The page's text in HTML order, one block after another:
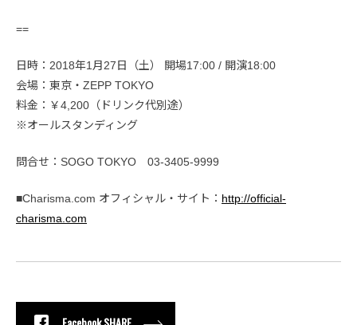
==
日時：2018年1月27日（土） 開場17:00 / 開演18:00
会場：東京・ZEPP TOKYO
料金：￥4,200（ドリンク代別途）
※オールスタンディング
問合せ：SOGO TOKYO 03-3405-9999
■Charisma.com オフィシャル・サイト： http://official-
charisma.com